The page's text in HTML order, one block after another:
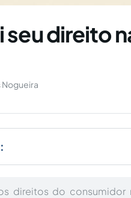
seu direito
Nogueira
direitos do consumidor